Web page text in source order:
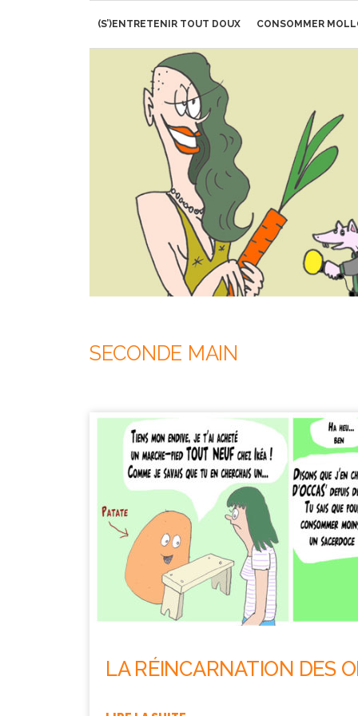
(S’)ENTRETENIR TOUT DOUX CONSOMMER
SECONDE MAIN
LA RÉINCARNATION DES